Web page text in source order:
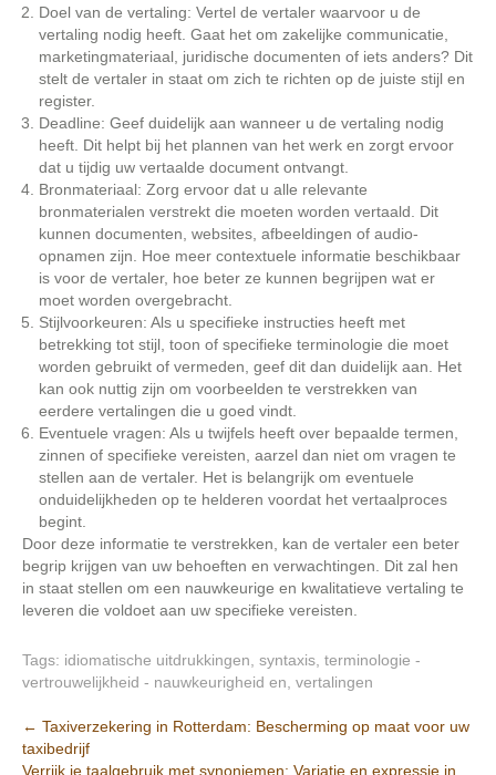
Doel van de vertaling: Vertel de vertaler waarvoor u de
vertaling nodig heeft. Gaat het om zakelijke communicatie,
marketingmateriaal, juridische documenten of iets anders? Dit
stelt de vertaler in staat om zich te richten op de juiste stijl en
register.
Deadline: Geef duidelijk aan wanneer u de vertaling nodig
heeft. Dit helpt bij het plannen van het werk en zorgt ervoor
dat u tijdig uw vertaalde document ontvangt.
Bronmateriaal: Zorg ervoor dat u alle relevante
bronmaterialen verstrekt die moeten worden vertaald. Dit
kunnen documenten, websites, afbeeldingen of audio-
opnamen zijn. Hoe meer contextuele informatie beschikbaar
is voor de vertaler, hoe beter ze kunnen begrijpen wat er
moet worden overgebracht.
Stijlvoorkeuren: Als u specifieke instructies heeft met
betrekking tot stijl, toon of specifieke terminologie die moet
worden gebruikt of vermeden, geef dit dan duidelijk aan. Het
kan ook nuttig zijn om voorbeelden te verstrekken van
eerdere vertalingen die u goed vindt.
Eventuele vragen: Als u twijfels heeft over bepaalde termen,
zinnen of specifieke vereisten, aarzel dan niet om vragen te
stellen aan de vertaler. Het is belangrijk om eventuele
onduidelijkheden op te helderen voordat het vertaalproces
begint.
Door deze informatie te verstrekken, kan de vertaler een beter
begrip krijgen van uw behoeften en verwachtingen. Dit zal hen
in staat stellen om een nauwkeurige en kwalitatieve vertaling te
leveren die voldoet aan uw specifieke vereisten.
Tags: idiomatische uitdrukkingen syntaxis terminologie -
vertrouwelijkheid - nauwkeurigheid en vertalingen
Berichtnavigatie
← Taxiverzekering in Rotterdam: Bescherming op maat voor uw
taxibedrijf
Verrijk je taalgebruik met synoniemen: Variatie en expressie in